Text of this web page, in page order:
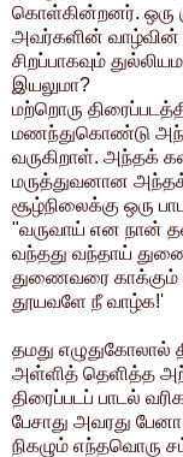
கொள்கின்றனர். ஒரு
அவர்களின் வாழ்வின்
சிறப்பாகவும்
இயலுமா?
மற்றொரு
மணந்துகொண்டு
வருகிறாள். அந்தக்
மருத்துவனான அந்தக்
சூழ்நிலைக்கு ஒரு
"வருவாய் என நான்
வந்தது வந்தாய்
துணைவரை காக்கும்
தூயவளே நீ வாழ்க!'
தமது
அள்ளித் தெளித்த
திரைப்படப் பாடல்
பேசாது அவரது
நிகழும் எந்தவொரு